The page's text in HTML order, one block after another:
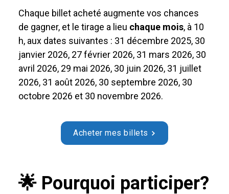
Chaque billet acheté augmente vos chances
de gagner, et le tirage a lieu chaque mois, à 10
h, aux dates suivantes : 31 décembre 2025, 30
janvier 2026, 27 février 2026, 31 mars 2026, 30
avril 2026, 29 mai 2026, 30 juin 2026, 31 juillet
2026, 31 août 2026, 30 septembre 2026, 30
octobre 2026 et 30 novembre 2026.
Acheter mes billets
🌟 Pourquoi participer?